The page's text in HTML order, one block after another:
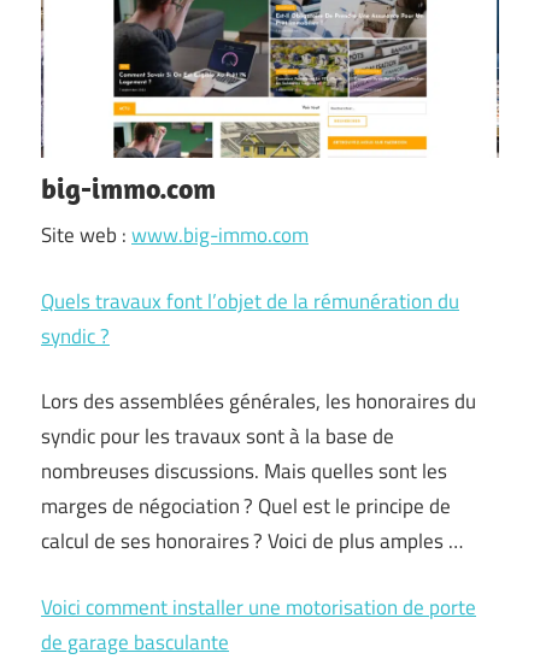
big-immo.com
Site web :www.big-immo.com
Quels travaux font l’objet de la rémunération du
syndic ?
Lors des assemblées générales, les honoraires du
syndic pour les travaux sont à la base de
nombreuses discussions. Mais quelles sont les
marges de négociation ? Quel est le principe de
calcul de ses honoraires ? Voici de plus amples …
Voici comment installer une motorisation de porte
de garage basculante